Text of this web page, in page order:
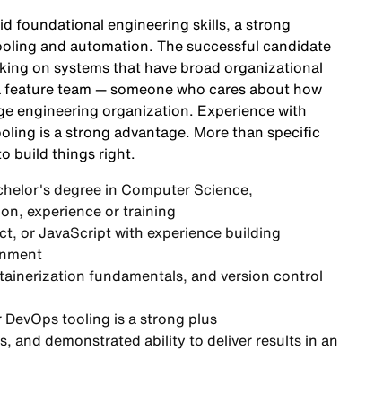
foundational engineering skills, a strong
and automation. The successful candidate
on systems that have broad organizational
team — someone who cares about how
engineering organization. Experience with
is a strong advantage. More than specific
build things right.
degree in Computer Science,
experience or training
or JavaScript with experience building
fundamentals, and version control
tooling is a strong plus
and demonstrated ability to deliver results in an